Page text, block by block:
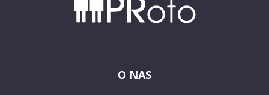
O NAS